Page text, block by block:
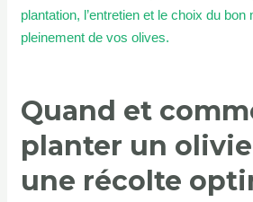
Quand et
planter un
une récolte
comment
planter
pour
une
récolte
?